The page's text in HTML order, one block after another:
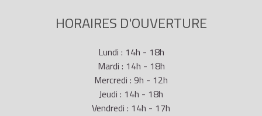
HORAIRES D'OUVERTURE
Lundi : 14h - 18h
Mardi : 14h - 18h
Mercredi : 9h - 12h
Jeudi : 14h - 18h
Vendredi : 14h - 17h